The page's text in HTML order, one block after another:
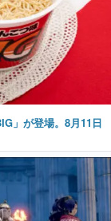
」が登場。8月11日